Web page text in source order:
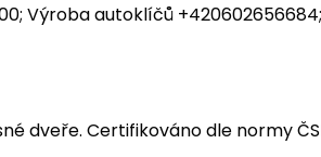
Výroba autoklíčů
Certifikováno dle normy ČSN